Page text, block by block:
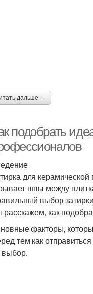
дальше →
подобрать
для
швы между
выбор
расскажем, как
факторы,
тем как
выбор.